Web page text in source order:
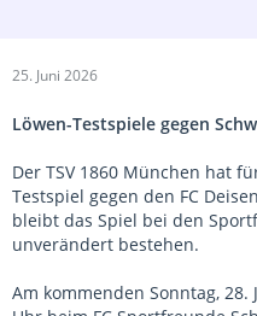
25. Juni 2026
Löwen-Testspiele gegen
Der TSV 1860 München hat
Testspiel gegen den FC
bleibt das Spiel bei den
unverändert bestehen.
Am kommenden Sonntag,